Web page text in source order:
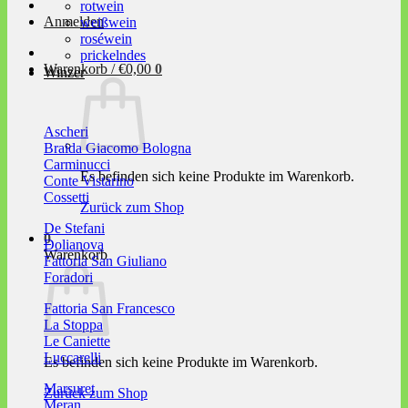
Anmelden
Warenkorb /€0,00 0
Es befinden sich keine Produkte im Warenkorb.
Zurück zum Shop
0
Warenkorb
Es befinden sich keine Produkte im Warenkorb.
Zurück zum Shop
rotwein
weißwein
roséwein
prickelndes
Winzer
Ascheri
Braida Giacomo Bologna
Carminucci
Conte Vistarino
Cossetti
De Stefani
Dolianova
Fattoria San Giuliano
Foradori
Fattoria San Francesco
La Stoppa
Le Caniette
Luccarelli
Marsuret
Meran